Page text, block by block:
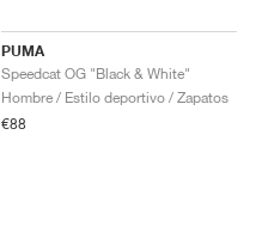
PUMA
Speedcat OG "Black & White"
Hombre / Estilo deportivo / Zapatos
€88